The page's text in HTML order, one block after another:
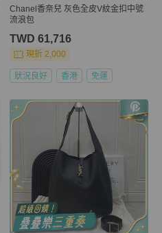
Chanel香奈兒 灰色全皮V紋金扣中號
流浪包
TWD 61,716
現折 2,000
狀況良好 香港 免運